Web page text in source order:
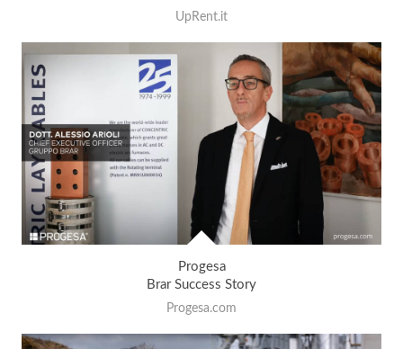
UpRent.it
Progesa
Brar Success Story
Progesa.com